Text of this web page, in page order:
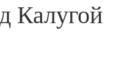
Калугой